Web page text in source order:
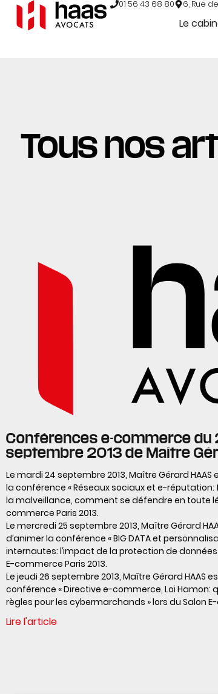
01 56 43 68 80 6, Rue
Le
Tous nos
Conférences e-commerce du
septembre 2013 de Maître
Le mardi 24 septembre 2013, Maître Gérard
la conférence « Réseaux sociaux et e-
la malveillance, comment se défendre en toute
commerce Paris 2013.
Le mercredi 25 septembre 2013, Maître Gérard
d’animer la conférence « BIG DATA et
internautes: l’impact de la protection de données
E-commerce Paris 2013.
Le jeudi 26 septembre 2013, Maître Gérard HAAS
conférence « Directive e-commerce, Loi Hamon:
règles pour les cybermarchands » lors du Salon
Lire l'article